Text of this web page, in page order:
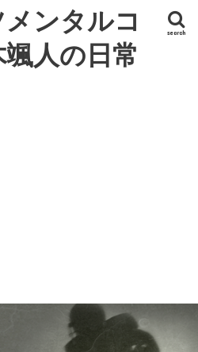
ンタルコ
人の日常
search